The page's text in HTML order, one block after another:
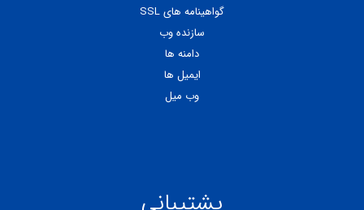
گواهینامه های SSL
سازنده وب
دامنه ها
ایمیل ها
وب میل